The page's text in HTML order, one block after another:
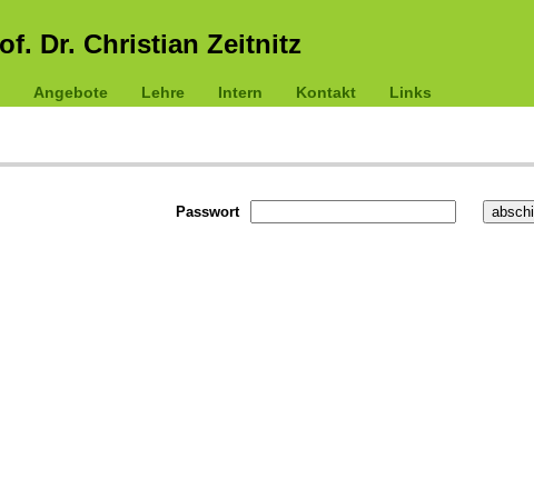
Dr. Christian Zeitnitz
Angebote Lehre Intern Kontakt Links
Passwort